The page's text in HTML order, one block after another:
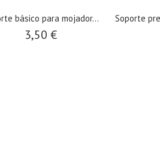
básico para mojador...
3,50 €
Soporte